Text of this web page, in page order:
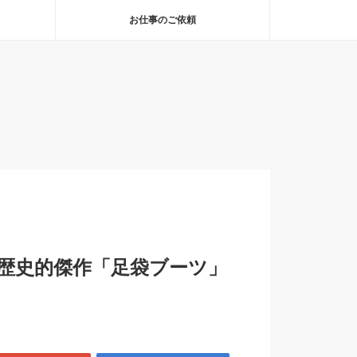
お仕事のご依頼
的傑作「足袋ブーツ」